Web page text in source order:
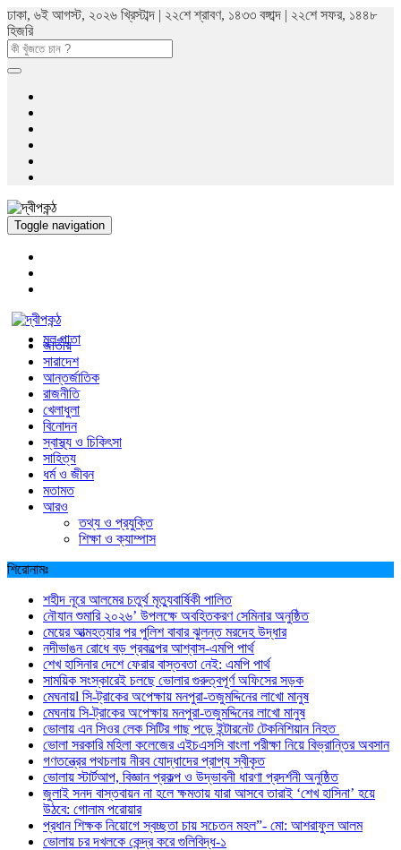
ঢাকা, ৬ই আগস্ট, ২০২৬ খ্রিস্টাব্দ | ২২শে শ্রাবণ, ১৪৩৩ বঙ্গাব্দ | ২২শে সফর, ১৪৪৮
হিজরি
Toggle navigation
মুল পাতা
জাতীয়
সারাদেশ
আন্তর্জাতিক
রাজনীতি
খেলাধুলা
বিনোদন
স্বাস্থ্য ও চিকিৎসা
সাহিত্য
ধর্ম ও জীবন
মতামত
আরও
তথ্য ও প্রযুক্তি
শিক্ষা ও ক্যাম্পাস
শিরোনামঃ
শহীদ নূরে আলমের চতুর্থ মৃত্যুবার্ষিকী পালিত
নৌযান শুমারি ২০২৬’ উপলক্ষে অবহিতকরণ সেমিনার অনুষ্ঠিত
মেয়ের আত্মহত্যার পর পুলিশ বাবার ঝুলন্ত মরদেহ উদ্ধার
নদীভাঙন রোধে বড় প্রকল্পের আশ্বাস-এমপি পার্থ
শেখ হাসিনার দেশে ফেরার বাস্তবতা নেই: এমপি পার্থ
সাময়িক সংস্কারেই চলছে ভোলার গুরুত্বপূর্ণ অফিসের সড়ক
মেঘনায়l সি-ট্রাকের অপেক্ষায় মনপুরা-তজুমদ্দিনের লাখো মানুষ
মেঘনায় সি-ট্রাকের অপেক্ষায় মনপুরা-তজুমদ্দিনের লাখো মানুষ
ভোলায় এন সিওর লেক সিটির গাছ পড়ে ইন্টারনেট টেকনিশিয়ান নিহত
ভোলা সরকারি মহিলা কলেজের এইচএসসি বাংলা পরীক্ষা নিয়ে বিভ্রান্তির অবসান
গণতন্ত্রের পথচলায় নীরব যোদ্ধাদের প্রাপ্য স্বীকৃত
ভোলায় স্টার্টআপ, বিজ্ঞান প্রকল্প ও উদ্ভাবনী ধারণা প্রদর্শনী অনুষ্ঠিত
জুলাই সনদ বাস্তবায়ন না হলে ক্ষমতায় যারা আসবে তারাই ‘শেখ হাসিনা’ হয়ে
উঠবে: গোলাম পরোয়ার
প্রধান শিক্ষক নিয়োগে স্বচ্ছতা চায় সচেতন মহল”- মো: আশরাফুল আলম
ভোলায় চর দখলকে কেন্দ্র করে গুলিবিদ্ধ-১